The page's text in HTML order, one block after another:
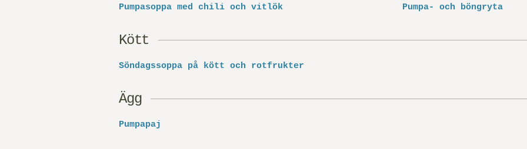
Pumpasoppa med chili och vitlök Pumpa- och böngryta
Kött
Söndagssoppa på kött och rotfrukter
Ägg
Pumpapaj